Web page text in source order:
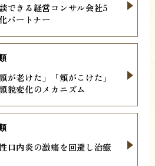
できる経営コンサル会社5
パートナー
が老けた」「頬がこけた」
貌変化のメカニズム
口内炎の激痛を回避し治癒